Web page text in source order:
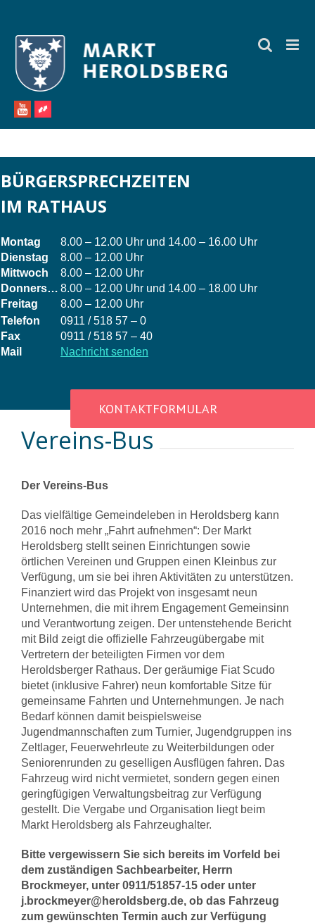
springen
BÜRGERSPRECHZEITEN
IM RATHAUS
Montag
8.00 – 12.00 Uhr und 14.00 – 16.00 Uhr
Dienstag
8.00 – 12.00 Uhr
Mittwoch
8.00 – 12.00 Uhr
Donnerstag 8.00 – 12.00 Uhr und 14.00 – 18.00 Uhr
Freitag
8.00 – 12.00 Uhr
Telefon
0911 / 518 57 – 0
Fax
0911 / 518 57 – 40
Mail
Nachricht senden
KONTAKTFORMULAR
Vereins-Bus
Der Vereins-Bus
Das vielfältige Gemeindeleben in Heroldsberg kann
2016 noch mehr „Fahrt aufnehmen“: Der Markt
Heroldsberg stellt seinen Einrichtungen sowie
örtlichen Vereinen und Gruppen einen Kleinbus zur
Verfügung, um sie bei ihren Aktivitäten zu unterstützen.
Finanziert wird das Projekt von insgesamt neun
Unternehmen, die mit ihrem Engagement Gemeinsinn
und Verantwortung zeigen. Der untenstehende Bericht
mit Bild zeigt die offizielle Fahrzeugübergabe mit
Vertretern der beteiligten Firmen vor dem
Heroldsberger Rathaus. Der geräumige Fiat Scudo
bietet (inklusive Fahrer) neun komfortable Sitze für
gemeinsame Fahrten und Unternehmungen. Je nach
Bedarf können damit beispielsweise
Jugendmannschaften zum Turnier, Jugendgruppen ins
Zeltlager, Feuerwehrleute zu Weiterbildungen oder
Seniorenrunden zu geselligen Ausflügen fahren. Das
Fahrzeug wird nicht vermietet, sondern gegen einen
geringfügigen Verwaltungsbeitrag zur Verfügung
gestellt. Die Vergabe und Organisation liegt beim
Markt Heroldsberg als Fahrzeughalter.
Bitte vergewissern Sie sich bereits im Vorfeld bei
dem zuständigen Sachbearbeiter, Herrn
Brockmeyer, unter 0911/51857-15 oder unter
j.brockmeyer@heroldsberg.de, ob das Fahrzeug
zum gewünschten Termin auch zur Verfügung